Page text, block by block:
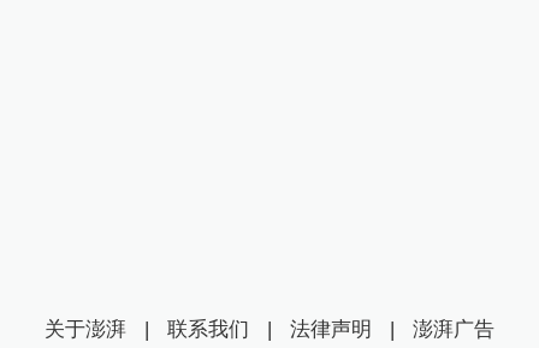
关于澎湃 | 联系我们 | 法律声明 | 澎湃广告